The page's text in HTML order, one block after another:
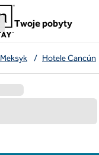
Twoje pobyty
,otwiera nową kartę
Meksyk / Hotele Cancún